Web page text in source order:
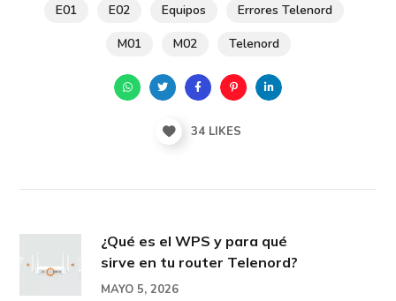
E01 E02 Equipos
Errores Telenord
M01
M02 Telenord
34LIKES
¿Qué es el WPS y para qué
sirve en tu router Telenord?
MAYO 5, 2026